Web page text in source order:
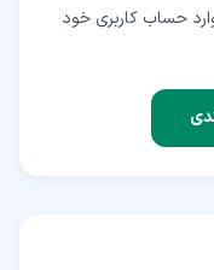
حساب کاربری خود